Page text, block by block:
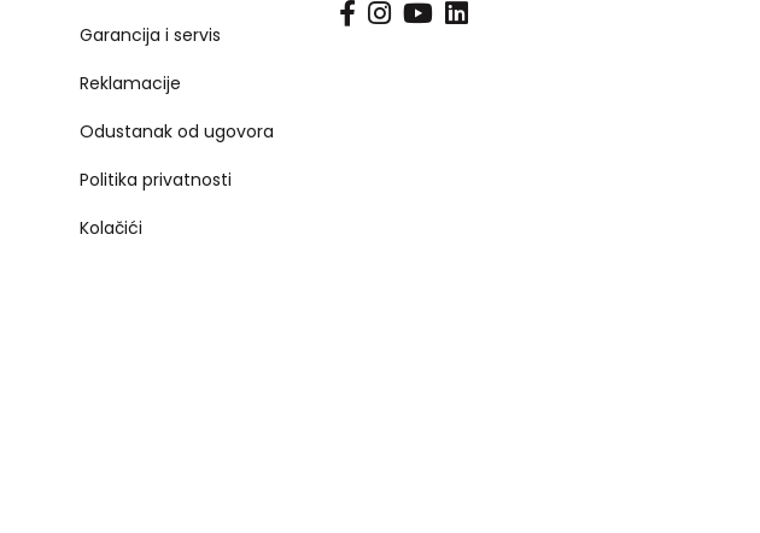
Garancija i servis
Reklamacije
Odustanak od ugovora
Politika privatnosti
Kolačići